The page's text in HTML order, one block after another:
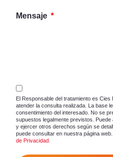
Mensaje
El Responsable del tratamiento es
atender la consulta realizada. La base
consentimiento del interesado. No se
supuestos legalmente previstos.
y ejercer otros derechos según se
puede consultar en nuestra página
de Privacidad